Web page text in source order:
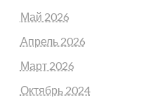
Май 2026
Апрель 2026
Март 2026
Октябрь 2024